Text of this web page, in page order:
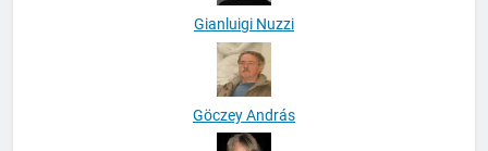
Gianluigi Nuzzi
Göczey András